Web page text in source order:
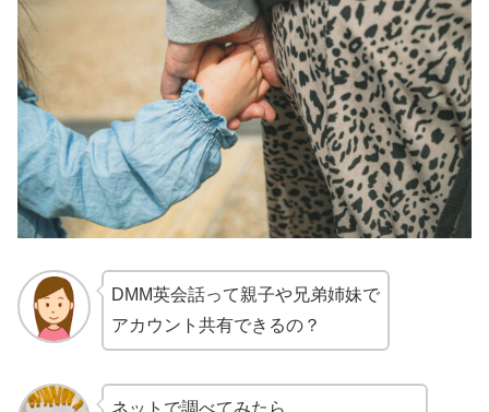
DMM英会話って親子や兄弟姉妹で
アカウント共有できるの？